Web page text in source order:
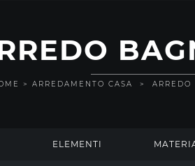
> ARREDAMENTO CASA > ARREDO
ELEMENTI